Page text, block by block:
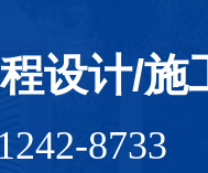
设计/施
8733